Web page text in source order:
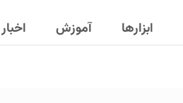
ابزارها آموزش اخبار